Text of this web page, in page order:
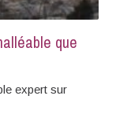
que
expert sur